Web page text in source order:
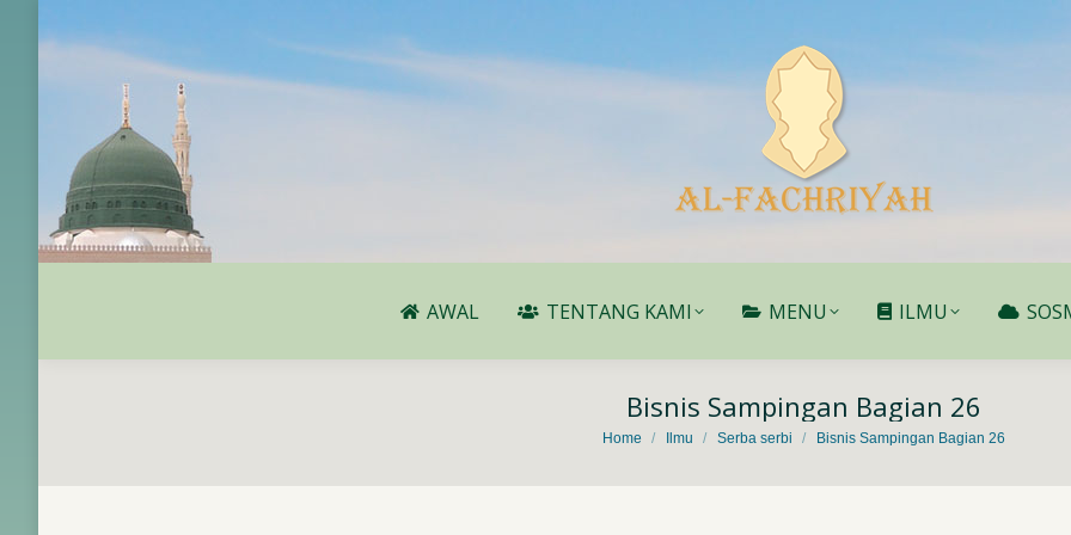
AWAL TENTANG KAMI MENU ILMU
Bisnis Sampingan Bagian 26
You are here:
Home Ilmu Serba serbi Bisnis Sampingan Bagian 26
AWAL TENTANG KAMI MENU